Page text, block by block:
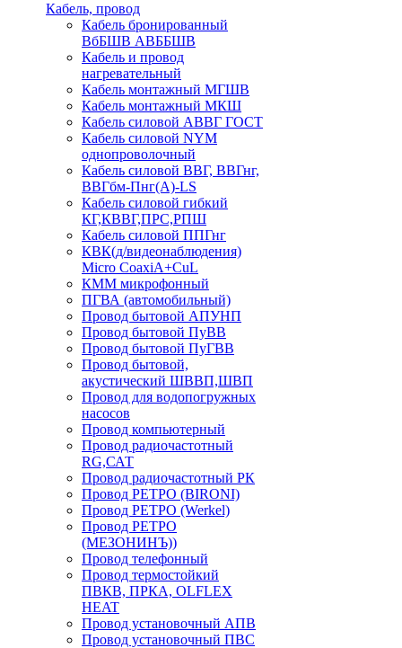
Кабель, провод
Кабель бронированный
ВбБШВ АВББШВ
Кабель и провод
нагревательный
Кабель монтажный МГШВ
Кабель монтажный МКШ
Кабель силовой АВВГ ГОСТ
Кабель силовой NYM
однопроволочный
Кабель силовой ВВГ, ВВГнг,
ВВГбм-Пнг(А)-LS
Кабель силовой гибкий
КГ,КВВГ,ПРС,РПШ
Кабель силовой ППГнг
КВК(д/видеонаблюдения)
Micro CoaxiA+CuL
КММ микрофонный
ПГВА (автомобильный)
Провод бытовой АПУНП
Провод бытовой ПуВВ
Провод бытовой ПуГВВ
Провод бытовой,
акустический ШВВП,ШВП
Провод для водопогружных
насосов
Провод компьютерный
Провод радиочастотный
RG,САТ
Провод радиочастотный РК
Провод РЕТРО (BIRONI)
Провод РЕТРО (Werkel)
Провод РЕТРО
(МЕЗОНИНЪ))
Провод телефонный
Провод термостойкий
ПВКВ, ПРКА, OLFLEX
HEAT
Провод установочный АПВ
Провод установочный ПВС